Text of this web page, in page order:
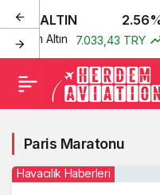
GR. ALTIN 2.56%
Gram Altın 7.033,43 TRY
Paris Maratonu
Havacılık Haberleri